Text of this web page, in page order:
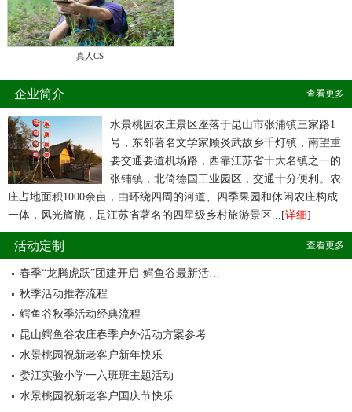
真人CS
企业简介 查看更多
水景桃园农庄景区座落于昆山市张浦镇三家路1
号，东邻著名文学家顾炎武故乡千灯镇，南望重
要交通要道机场路，西靠江苏省十大名镇之一的
张铺镇，北倚德国工业园区，交通十分便利。农
庄占地面积1000余亩，由环绕四周的河道、四季果园和休闲农庄构成
一体，风光旖旎，是江苏省著名的四星级乡村旅游景区...[详细]
活动定制 查看更多
春季“龙腾虎跃”团建开启-鳄鱼谷最新活…
秋季活动推荐流程
鳄鱼谷秋季活动经典流程
昆山鳄鱼谷农庄春季户外活动方案参考
水景桃园祝新老客户新年快乐
娄江实验小学一六班班主题活动
水景桃园祝新老客户国庆节快乐